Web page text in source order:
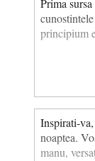
principium
Inspirati-
noaptea.
manu,